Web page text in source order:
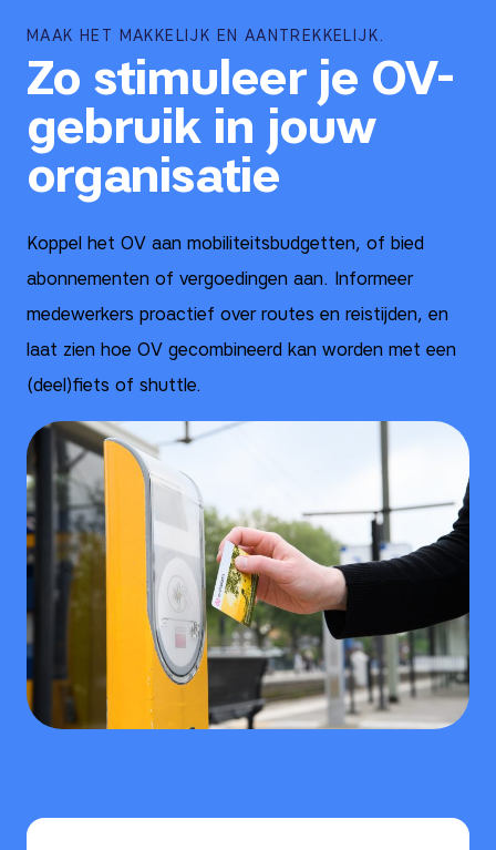
MAAK HET MAKKELIJK EN AANTREKKELIJK.
Zo stimuleer je OV-
gebruik in jouw
organisatie
Koppel het OV aan mobiliteitsbudgetten, of bied
abonnementen of vergoedingen aan. Informeer
medewerkers proactief over routes en reistijden, en
laat zien hoe OV gecombineerd kan worden met een
(deel)fiets of shuttle.